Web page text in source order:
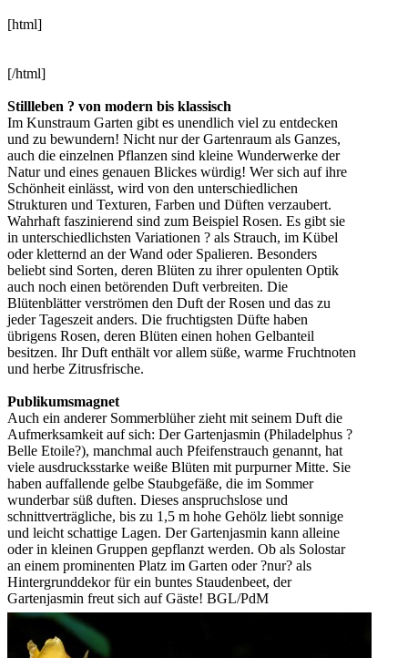
[html]
[/html]
Stillleben ? von modern bis klassisch
Im Kunstraum Garten gibt es unendlich viel zu entdecken
und zu bewundern! Nicht nur der Gartenraum als Ganzes,
auch die einzelnen Pflanzen sind kleine Wunderwerke der
Natur und eines genauen Blickes würdig! Wer sich auf ihre
Schönheit einlässt, wird von den unterschiedlichen
Strukturen und Texturen, Farben und Düften verzaubert.
Wahrhaft faszinierend sind zum Beispiel Rosen. Es gibt sie
in unterschiedlichsten Variationen ? als Strauch, im Kübel
oder kletternd an der Wand oder Spalieren. Besonders
beliebt sind Sorten, deren Blüten zu ihrer opulenten Optik
auch noch einen betörenden Duft verbreiten. Die
Blütenblätter verströmen den Duft der Rosen und das zu
jeder Tageszeit anders. Die fruchtigsten Düfte haben
übrigens Rosen, deren Blüten einen hohen Gelbanteil
besitzen. Ihr Duft enthält vor allem süße, warme Fruchtnoten
und herbe Zitrusfrische.
Publikumsmagnet
Auch ein anderer Sommerblüher zieht mit seinem Duft die
Aufmerksamkeit auf sich: Der Gartenjasmin (Philadelphus ?
Belle Etoile?), manchmal auch Pfeifenstrauch genannt, hat
viele ausdrucksstarke weiße Blüten mit purpurner Mitte. Sie
haben auffallende gelbe Staubgefäße, die im Sommer
wunderbar süß duften. Dieses anspruchslose und
schnittverträgliche, bis zu 1,5 m hohe Gehölz liebt sonnige
und leicht schattige Lagen. Der Gartenjasmin kann alleine
oder in kleinen Gruppen gepflanzt werden. Ob als Solostar
an einem prominenten Platz im Garten oder ?nur? als
Hintergrunddekor für ein buntes Staudenbeet, der
Gartenjasmin freut sich auf Gäste! BGL/PdM